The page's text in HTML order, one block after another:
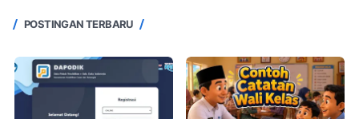
POSTINGAN TERBARU